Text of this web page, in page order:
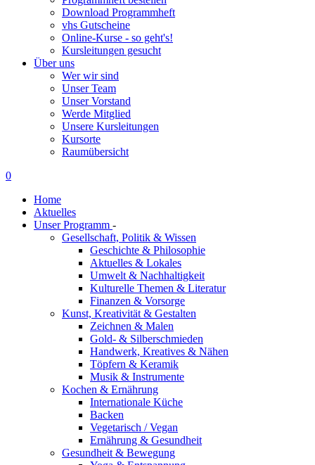
Download Programmheft
vhs Gutscheine
Online-Kurse - so geht's!
Kursleitungen gesucht
Über uns
Wer wir sind
Unser Team
Unser Vorstand
Werde Mitglied
Unsere Kursleitungen
Kursorte
Raumübersicht
0
Home
Aktuelles
Unser Programm -
Gesellschaft, Politik & Wissen
Geschichte & Philosophie
Aktuelles & Lokales
Umwelt & Nachhaltigkeit
Kulturelle Themen & Literatur
Finanzen & Vorsorge
Kunst, Kreativität & Gestalten
Zeichnen & Malen
Gold- & Silberschmieden
Handwerk, Kreatives & Nähen
Töpfern & Keramik
Musik & Instrumente
Kochen & Ernährung
Internationale Küche
Backen
Vegetarisch / Vegan
Ernährung & Gesundheit
Gesundheit & Bewegung